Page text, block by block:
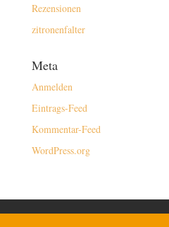
Rezensionen
zitronenfalter
Meta
Anmelden
Eintrags-Feed
Kommentar-Feed
WordPress.org
kontakt/buchen